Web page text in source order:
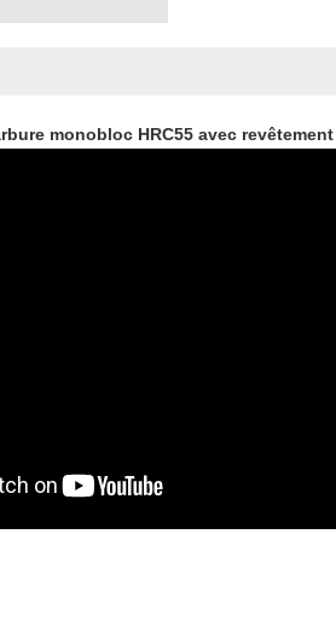
monobloc HRC55 avec revêtement